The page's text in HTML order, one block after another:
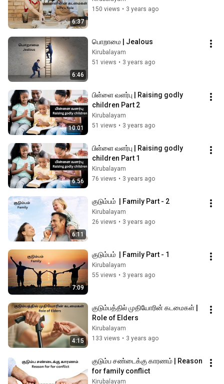
6:37
150 views • 3 years ago
6:46
பொறாமை | Jealous
Kirubalayam
51 views • 3 years ago
10:01
பிள்ளை வளர்பு | Raising godly
children Part 2
Kirubalayam
51 views • 3 years ago
6:56
பிள்ளை வளர்பு | Raising godly
children Part 1
Kirubalayam
76 views • 3 years ago
6:11
குடும்பம்  | Family Part - 2
Kirubalayam
26 views • 3 years ago
7:09
குடும்பம்  | Family Part - 1
Kirubalayam
55 views • 3 years ago
4:15
குடும்பத்தில் முதியோரின் கடமைகள் |
Role of Elders
Kirubalayam
133 views • 3 years ago
குடும்ப சண்டைக்கு காரணம் | Reason
for family conflict
Kirubalayam